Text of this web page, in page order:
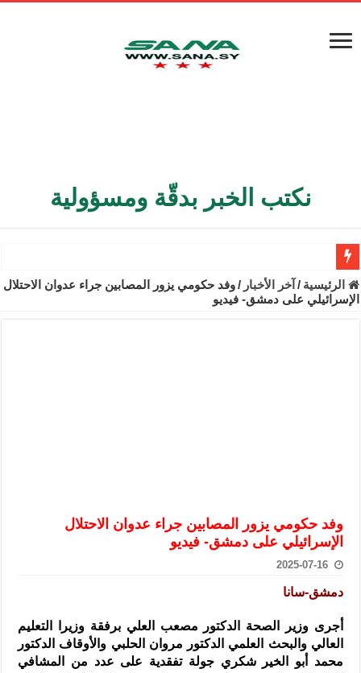
نكتب الخبر بدقّة ومسؤولية
الأمن الداخلي يعثر على مقبرة جماعية في ريف اللاذقية تضم 9 جثامين
الوزير الشيباني يبحث في باريس تعزيز الاستقرار في سوريا
سوريا تبحث مع الإيسيسكو التعاون في البحث العلمي وحماية التراث
الرئيسية / آخر الأخبار /وفد حكومي يزور المصابين جراء عدوان الاحتلال
الإسرائيلي على دمشق- فيديو
وفد حكومي يزور المصابين جراء عدوان الاحتلال
الإسرائيلي على دمشق- فيديو
2025-07-16
دمشق-سانا
أجرى وزير الصحة الدكتور مصعب العلي برفقة وزيرا التعليم
العالي والبحث العلمي الدكتور مروان الحلبي والأوقاف الدكتور
محمد أبو الخير
شكري جولة تفقدية على عدد من المشافي